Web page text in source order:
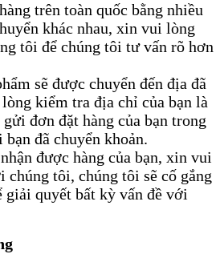
trên toàn quốc bằng nhiều
khác nhau, xin vui lòng
tôi để chúng tôi tư vấn rõ hơn
sẽ được chuyển đến địa đã
kiểm tra địa chỉ của bạn là
đơn đặt hàng của bạn trong
đã chuyển khoản.
được hàng của bạn, xin vui
tôi, chúng tôi sẽ cố gắng
giải quyết bất kỳ vấn đề với